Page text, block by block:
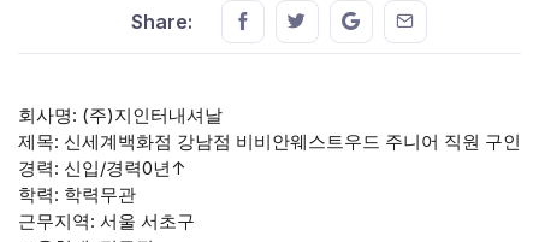
Share: Share this on FaceBook
Share this on Twitter
Share this on GMail
Share this on
회사명: (주)지인터내셔날
제목: 신세계백화점 강남점 비비안웨스트우드 주니어 직원 구인
경력: 신입/경력0년↑
학력: 학력무관
근무지역: 서울 서초구